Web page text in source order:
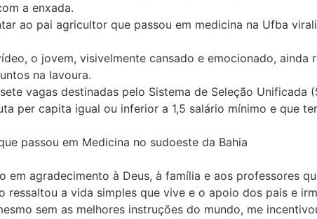
a enxada.
ao pai agricultor que passou em medicina na Ufba
o jovem, visivelmente cansado e emocionado, ainda
na lavoura.
vagas destinadas pelo Sistema de Seleção Unificada
per capita igual ou inferior a 1,5 salário mínimo e que
passou em Medicina no sudoeste da Bahia
em agradecimento à Deus, à família e aos professores
a vida simples que vive e o apoio dos pais e
sem as melhores instruções do mundo, me